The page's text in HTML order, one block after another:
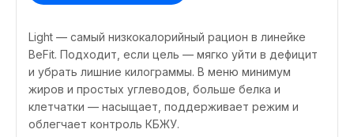
Light — самый низкокалорийный рацион в линейке
BeFit. Подходит, если цель — мягко уйти в дефицит
и убрать лишние килограммы. В меню минимум
жиров и простых углеводов, больше белка и
клетчатки — насыщает, поддерживает режим и
облегчает контроль КБЖУ.